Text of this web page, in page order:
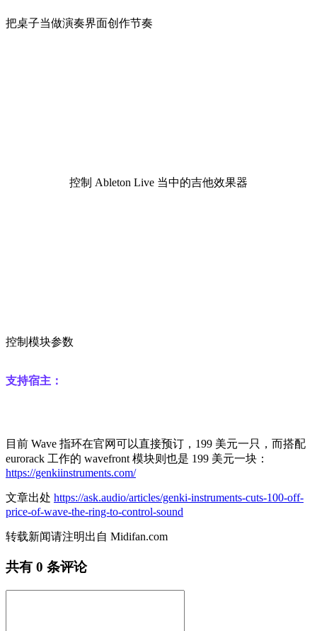
把桌子当做演奏界面创作节奏
控制 Ableton Live 当中的吉他效果器
控制模块参数
支持宿主：
目前 Wave 指环在官网可以直接预订，199 美元一只，而搭配
eurorack 工作的 wavefront 模块则也是 199 美元一块：
https://genkiinstruments.com/
文章出处 https://ask.audio/articles/genki-instruments-cuts-100-off-
price-of-wave-the-ring-to-control-sound
转载新闻请注明出自 Midifan.com
共有 0 条评论